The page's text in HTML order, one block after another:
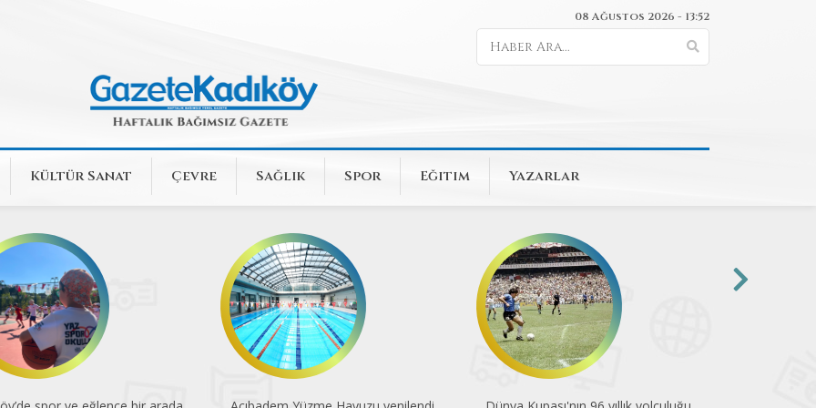
08 Ağustos 2026 - 13:52
Kültür Sanat Çevre Sağlık Spor Eğitim Yazarlar